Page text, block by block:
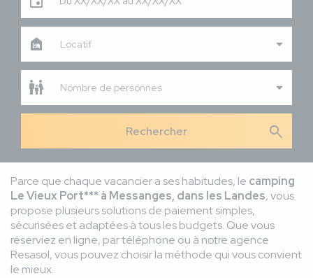
Locatif
Nombre de personnes
search
Parce que chaque vacancier a ses habitudes, le camping
Le Vieux Port*** à Messanges, dans les Landes, vous
propose plusieurs solutions de paiement simples,
sécurisées et adaptées à tous les budgets. Que vous
réserviez en ligne, par téléphone ou à notre agence
Resasol, vous pouvez choisir la méthode qui vous convient
le mieux.